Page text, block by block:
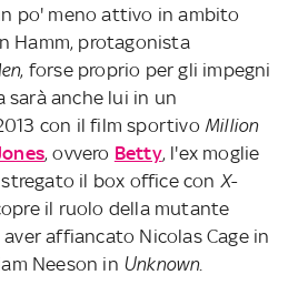
po' meno attivo in ambito
Hamm, protagonista
, forse proprio per gli impegni
sarà anche lui in un
con il film sportivo Million
, ovvero Betty, l'ex moglie
il box office con X-
il ruolo della mutante
affiancato Nicolas Cage in
Neeson in Unknown.